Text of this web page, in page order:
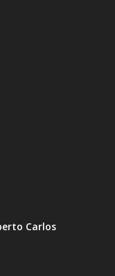
Carlos